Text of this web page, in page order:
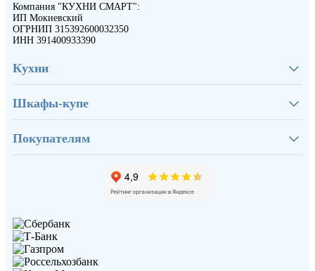
Компания "КУХНИ СМАРТ":
ИП Мокиевский
ОГРНИП 315392600032350
ИНН 391400933390
Кухни
Шкафы-купе
Покупателям